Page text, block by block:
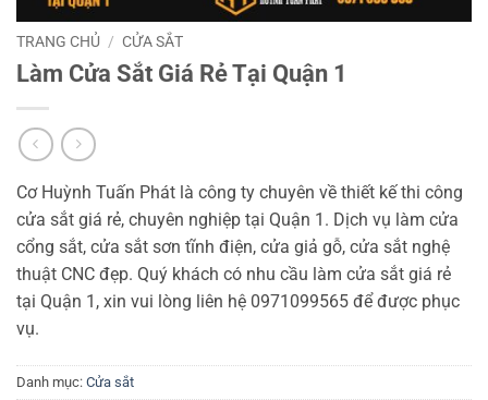
TRANG CHỦ / CỬA SẮT
Làm Cửa Sắt Giá Rẻ Tại Quận 1
Cơ Huỳnh Tuấn Phát là công ty chuyên về thiết kế thi công
cửa sắt giá rẻ, chuyên nghiệp tại Quận 1. Dịch vụ làm cửa
cổng sắt, cửa sắt sơn tĩnh điện, cửa giả gỗ, cửa sắt nghệ
thuật CNC đẹp. Quý khách có nhu cầu làm cửa sắt giá rẻ
tại Quận 1, xin vui lòng liên hệ 0971099565 để được phục
vụ.
Danh mục: Cửa sắt